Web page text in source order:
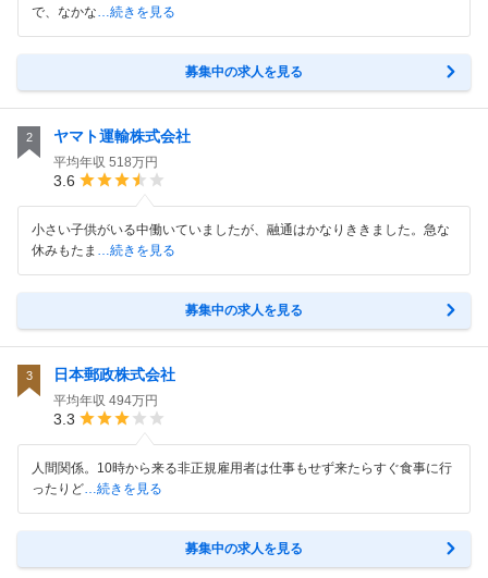
で、なかな …続きを見る
募集中の求人を見る
2 ヤマト運輸株式会社
平均年収 518万円
3.6
小さい子供がいる中働いていましたが、融通はかなりききました。急な
休みもたま …続きを見る
募集中の求人を見る
3 日本郵政株式会社
平均年収 494万円
3.3
人間関係。10時から来る非正規雇用者は仕事もせず来たらすぐ食事に行
ったりど…続きを見る
募集中の求人を見る